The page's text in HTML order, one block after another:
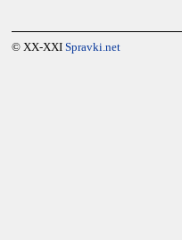
© XX-XXI Spravki.net